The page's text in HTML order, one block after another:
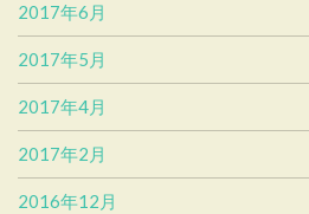
2017年6月
2017年5月
2017年4月
2017年2月
2016年12月